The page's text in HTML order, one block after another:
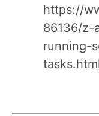
https://
86136/
running-